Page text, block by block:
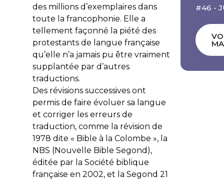
des millions d’exemplaires dans
toute la francophonie. Elle a
tellement façonné la piété des
protestants de langue française
qu’elle n’a jamais pu être vraiment
supplantée par d’autres
traductions.
Des révisions successives ont
permis de faire évoluer sa langue
et corriger les erreurs de
traduction, comme la révision de
1978 dite « Bible à la Colombe », la
NBS (Nouvelle Bible Segond),
éditée par la Société biblique
française en 2002, et la Segond 21
#46 -